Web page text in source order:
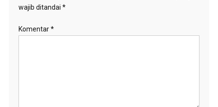
wajib ditandai *
Komentar*